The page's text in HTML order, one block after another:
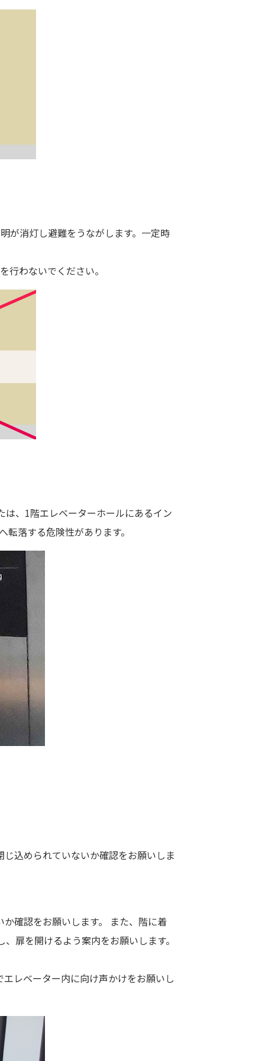
が消灯し避難をうながします。一定時
行わないでください。
、1階エレベーターホールにあるイン
落する危険性があります。
込められていないか確認をお願いしま
確認をお願いします。 また、階に着
扉を開けるよう案内をお願いします。
レベーター内に向け声かけをお願いし